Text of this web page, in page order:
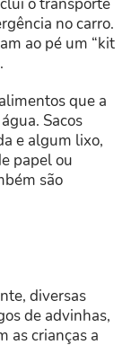
no carro.
ao pé um “kit
que a
Sacos
e algum lixo,
papel ou
são
diversas
de advinhas,
as crianças a